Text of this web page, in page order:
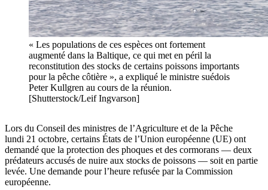
« Les populations de ces espèces ont fortement
augmenté dans la Baltique, ce qui met en péril la
reconstitution des stocks de certains poissons importants
pour la pêche côtière », a expliqué le ministre suédois
Peter Kullgren au cours de la réunion.
[Shutterstock/Leif Ingvarson]
Lors du Conseil des ministres de l’Agriculture et de la Pêche
lundi 21 octobre, certains États de l’Union européenne (UE) ont
demandé que la protection des phoques et des cormorans — deux
prédateurs accusés de nuire aux stocks de poissons — soit en partie
levée. Une demande pour l’heure refusée par la Commission
européenne.